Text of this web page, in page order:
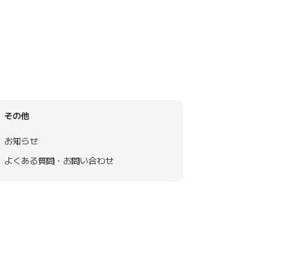
その他
お知らせ
よくある質問・お問い合わせ